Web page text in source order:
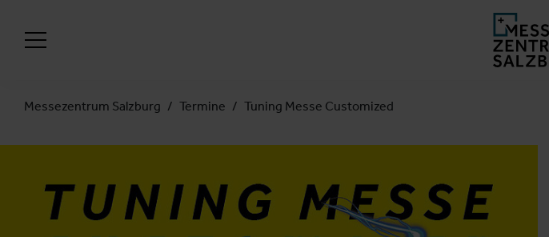
Messezentrum Salzburg Termine Tuning Messe Customized